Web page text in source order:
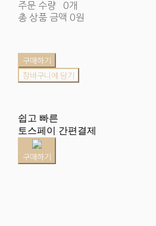
주문 수량
0개
총 상품 금액 0원
구매하기
장바구니에 담기
쉽고 빠른
토스페이 간편결제
구매하기